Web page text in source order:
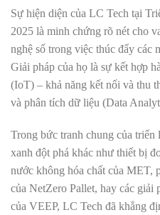
Sự hiện diện của LC Tech tại
2025 là minh chứng rõ nét cho
nghệ số trong việc thúc đẩy các
Giải pháp của họ là sự kết hợp
(IoT) – khả năng kết nối và thu
và phân tích dữ liệu (Data
Trong bức tranh chung của
xanh đột phá khác như thiết bị
nước không hóa chất của MET,
của NetZero Pallet, hay các
của VEEP, LC Tech đã khẳng